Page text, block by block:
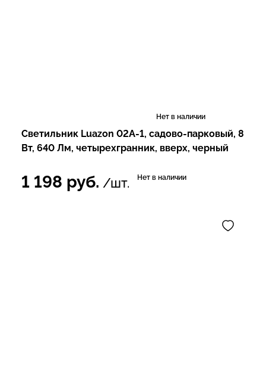
Нет в наличии
Светильник Luazon 02A-1, садово-парковый, 8
Вт, 640 Лм, четырехгранник, вверх, черный
1 198 руб. /шт. Нет в наличии